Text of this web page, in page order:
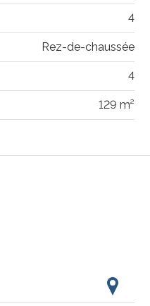
4
Rez-de-chaussée
4
129 m²